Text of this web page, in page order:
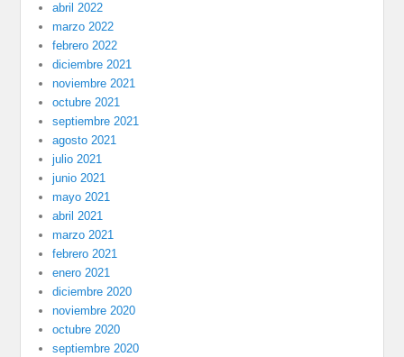
abril 2022
marzo 2022
febrero 2022
diciembre 2021
noviembre 2021
octubre 2021
septiembre 2021
agosto 2021
julio 2021
junio 2021
mayo 2021
abril 2021
marzo 2021
febrero 2021
enero 2021
diciembre 2020
noviembre 2020
octubre 2020
septiembre 2020